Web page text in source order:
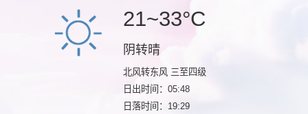
21~33°C
阴转晴
北风转东风 三至四级
日出时间：05:48
日落时间：19:29